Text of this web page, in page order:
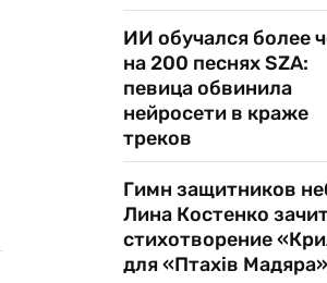
ИИ обучался более
на 200 песнях SZA:
певица обвинила
нейросети в краже
треков
Гимн защитников
Лина Костенко
стихотворение
для «Птахів Мадяра»